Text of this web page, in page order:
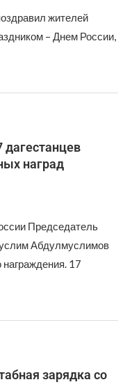
жителей
– Днем России,
дагестанцев
наград
Председатель
Абдулмуслимов
17
зарядка со